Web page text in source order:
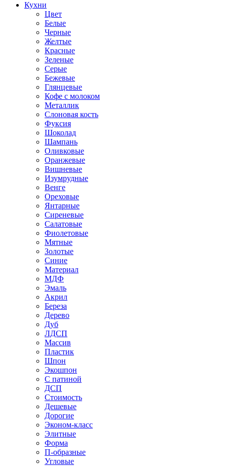
Кухни
Цвет
Белые
Черные
Желтые
Красные
Зеленые
Серые
Бежевые
Глянцевые
Кофе с молоком
Металлик
Слоновая кость
Фуксия
Шоколад
Шампань
Оливковые
Оранжевые
Вишневые
Изумрудные
Венге
Ореховые
Янтарные
Сиреневые
Салатовые
Фиолетовые
Мятные
Золотые
Синие
Материал
МДФ
Эмаль
Акрил
Береза
Дерево
Дуб
ЛДСП
Массив
Пластик
Шпон
Экошпон
С патиной
ДСП
Стоимость
Дешевые
Дорогие
Эконом-класс
Элитные
Форма
П-образные
Угловые